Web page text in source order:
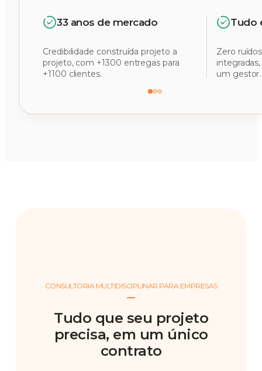
33 anos de mercado
Credibilidade construída projeto a
projeto, com +1300 entregas para
+1100 clientes.
Tudo
Zero
um gestor.
CONSULTORIA MULTIDISCIPLINAR PARA EMPRESAS
Tudo que seu projeto
precisa, em um único
contrato